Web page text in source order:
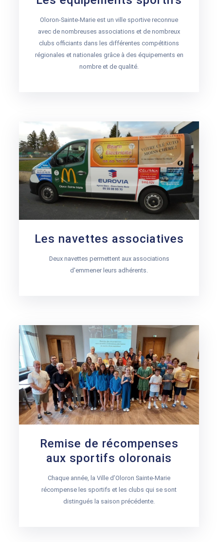
Oloron-Sainte-Marie est un ville sportive reconnue
avec de nombreuses associations et de nombreux
clubs officiants dans les différentes compétitions
régionales et nationales grâce à des équipements en
nombre et de qualité.
Les navettes associatives
Deux navettes permettent aux associations
d'emmener leurs adhérents.
Remise de récompenses
aux sportifs oloronais
Chaque année, la Ville d’Oloron Sainte-Marie
récompense les sportifs et les clubs qui se sont
distingués la saison précédente.